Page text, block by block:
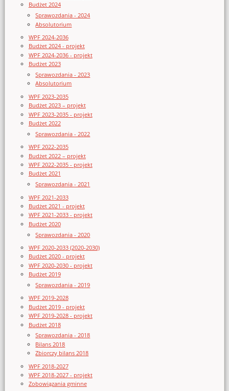
Budżet 2024
Sprawozdania - 2024
Absolutorium
WPF 2024-2036
Budżet 2024 - projekt
WPF 2024-2036 - projekt
Budżet 2023
Sprawozdania - 2023
Absolutorium
WPF 2023-2035
Budżet 2023 – projekt
WPF 2023-2035 - projekt
Budżet 2022
Sprawozdania - 2022
WPF 2022-2035
Budżet 2022 – projekt
WPF 2022-2035 - projekt
Budżet 2021
Sprawozdania - 2021
WPF 2021-2033
Budżet 2021 - projekt
WPF 2021-2033 - projekt
Budżet 2020
Sprawozdania - 2020
WPF 2020-2033 (2020-2030)
Budżet 2020 - projekt
WPF 2020-2030 - projekt
Budżet 2019
Sprawozdania - 2019
WPF 2019-2028
Budżet 2019 - projekt
WPF 2019-2028 - projekt
Budżet 2018
Sprawozdania - 2018
Bilans 2018
Zbiorczy bilans 2018
WPF 2018-2027
WPF 2018-2027 - projekt
Zobowiązania gminne